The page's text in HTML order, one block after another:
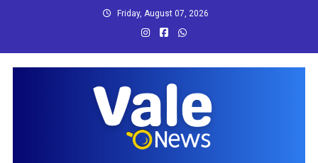
Friday, August 07, 2026